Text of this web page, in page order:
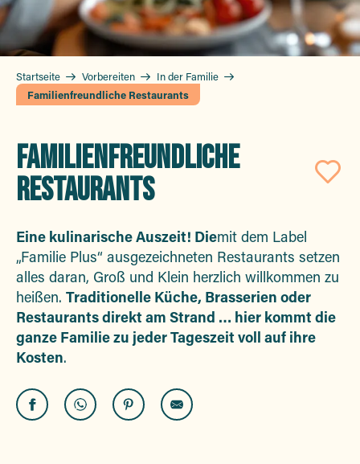
Startseite Vorbereiten
In der Familie
Familienfreundliche Restaurants
FAMILIENFREUNDLICHE
RESTAURANTS
Eine kulinarische Auszeit! Diemit dem Label
„Familie Plus“ ausgezeichneten Restaurants setzen
alles daran, Groß und Klein herzlich willkommen zu
heißen. Traditionelle Küche, Brasserien oder
Restaurants direkt am Strand … hier kommt die
ganze Familie zu jeder Tageszeit voll auf ihre
Kosten.